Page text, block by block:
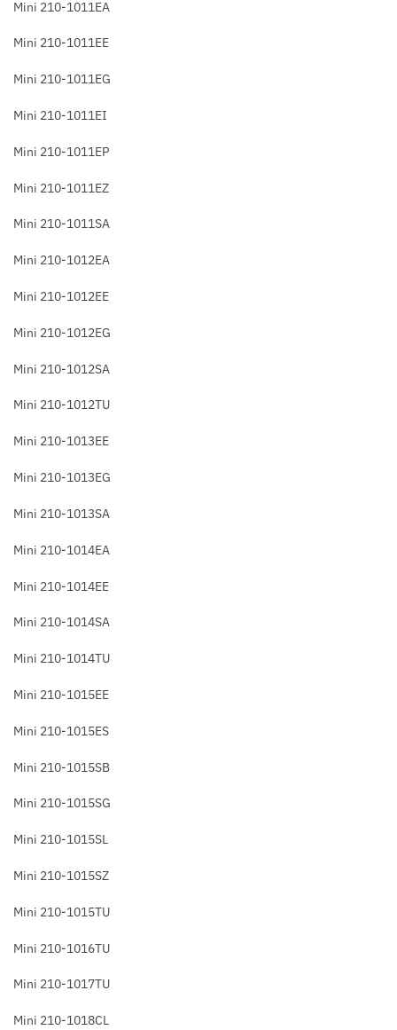
Mini 210-1011EA
Mini 210-1011EE
Mini 210-1011EG
Mini 210-1011EI
Mini 210-1011EP
Mini 210-1011EZ
Mini 210-1011SA
Mini 210-1012EA
Mini 210-1012EE
Mini 210-1012EG
Mini 210-1012SA
Mini 210-1012TU
Mini 210-1013EE
Mini 210-1013EG
Mini 210-1013SA
Mini 210-1014EA
Mini 210-1014EE
Mini 210-1014SA
Mini 210-1014TU
Mini 210-1015EE
Mini 210-1015ES
Mini 210-1015SB
Mini 210-1015SG
Mini 210-1015SL
Mini 210-1015SZ
Mini 210-1015TU
Mini 210-1016TU
Mini 210-1017TU
Mini 210-1018CL